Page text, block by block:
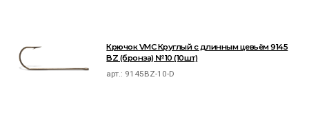
Крючок VMC Круглый с длинным цевьём 9145
BZ (бронза) №10 (10шт)
арт.: 9145BZ-10-D